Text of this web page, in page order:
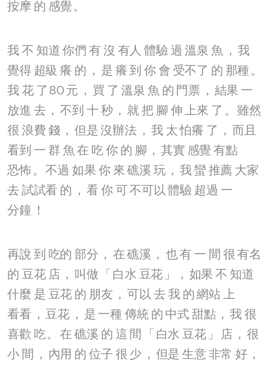
按摩 的 感覺 。
我 不 知道你們 有 沒 有人 體驗 過溫泉 魚 ， 我
覺得 超級 癢 的 ， 是 癢到 你會 受不了 的 那種 。
我 花 了 80元 ， 買 了 溫泉 魚 的 門票 ， 結果 一
放進 去 ， 不到 十 秒 ， 就把 腳 伸上來 了 。 雖然
很 浪費 錢 ， 但是沒辦法 ， 我 太怕癢 了 ， 而且
看到 一 群 魚在 吃你 的 腳 ， 其實 感覺 有點
恐怖 。 不過 如果 你來礁溪 玩 ， 我 蠻推薦 大家
去 試試看 的 ， 看 你可不可以體驗 超過 一
分鐘 ！
再說 到 吃的 部分 ， 在礁溪 ， 也有 一 間 很有名
的 豆花 店 ， 叫做 「 白水 豆花 」， 如果 不 知道
什麼 是 豆花 的 朋友 ， 可以去 我 的網站上
看看 ， 豆花 ， 是 一種 傳統 的 中式 甜點 ， 我 很
喜歡 吃。 在 礁溪 的 這 間 「 白水 豆花 」 店 ， 很
小 間 ， 內用 的 位子 很 少 ， 但是 生意 非常 好 ，